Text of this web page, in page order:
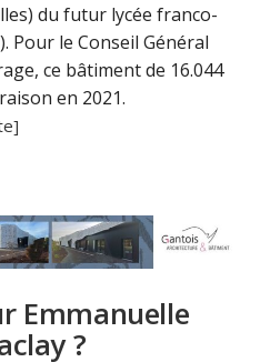
du futur lycée franco-
Pour le Conseil Général
ce bâtiment de 16.044
en 2021.
Emmanuelle
?